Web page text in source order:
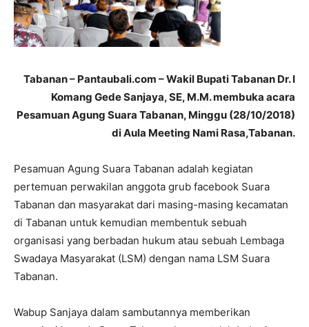
Tabanan – Pantaubali.com – Wakil Bupati Tabanan Dr. I
Komang Gede Sanjaya, SE, M.M. membuka acara
Pesamuan Agung Suara Tabanan, Minggu (28/10/2018)
di Aula Meeting Nami Rasa,Tabanan.
Pesamuan Agung Suara Tabanan adalah kegiatan
pertemuan perwakilan anggota grub facebook Suara
Tabanan dan masyarakat dari masing-masing kecamatan
di Tabanan untuk kemudian membentuk sebuah
organisasi yang berbadan hukum atau sebuah Lembaga
Swadaya Masyarakat (LSM) dengan nama LSM Suara
Tabanan.
Wabup Sanjaya dalam sambutannya memberikan